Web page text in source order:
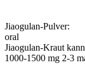
Jiaogulan-Pulver:
oral
Jiaogulan-Kraut
1000-1500 mg 2-3